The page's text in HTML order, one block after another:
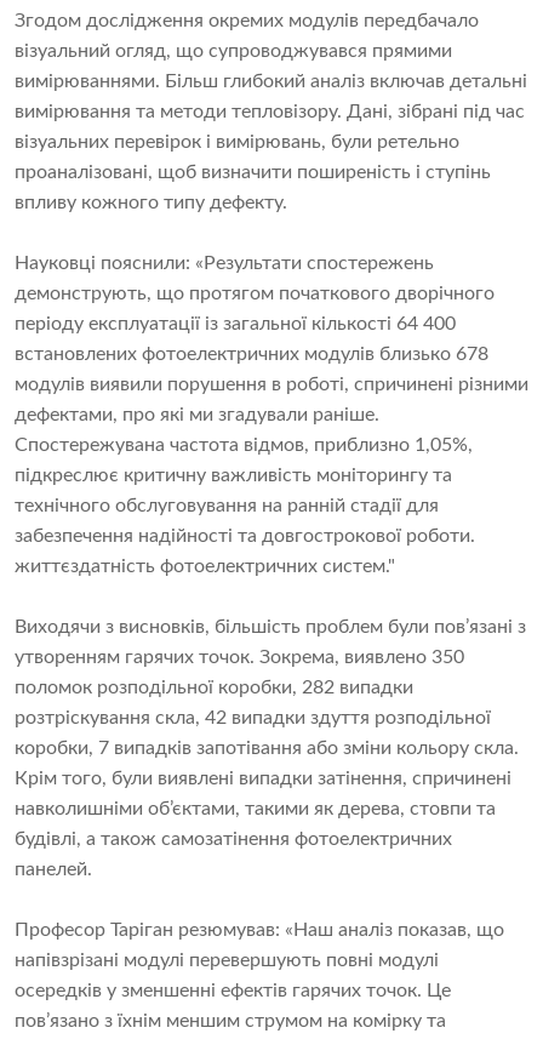
Згодом дослідження окремих модулів передбачало
візуальний огляд, що супроводжувався прямими
вимірюваннями. Більш глибокий аналіз включав детальні
вимірювання та методи тепловізору. Дані, зібрані під час
візуальних перевірок і вимірювань, були ретельно
проаналізовані, щоб визначити поширеність і ступінь
впливу кожного типу дефекту.
Науковці пояснили: «Результати спостережень
демонструють, що протягом початкового дворічного
періоду експлуатації із загальної кількості 64 400
встановлених фотоелектричних модулів близько 678
модулів виявили порушення в роботі, спричинені різними
дефектами, про які ми згадували раніше.
Спостережувана частота відмов, приблизно 1,05%,
підкреслює критичну важливість моніторингу та
технічного обслуговування на ранній стадії для
забезпечення надійності та довгострокової роботи.
життєздатність фотоелектричних систем."
Виходячи з висновків, більшість проблем були пов’язані з
утворенням гарячих точок. Зокрема, виявлено 350
поломок розподільної коробки, 282 випадки
розтріскування скла, 42 випадки здуття розподільної
коробки, 7 випадків запотівання або зміни кольору скла.
Крім того, були виявлені випадки затінення, спричинені
навколишніми об’єктами, такими як дерева, стовпи та
будівлі, а також самозатінення фотоелектричних
панелей.
Професор Таріган резюмував: «Наш аналіз показав, що
напівзрізані модулі перевершують повні модулі
осередків у зменшенні ефектів гарячих точок. Це
пов’язано з їхнім меншим струмом на комірку та